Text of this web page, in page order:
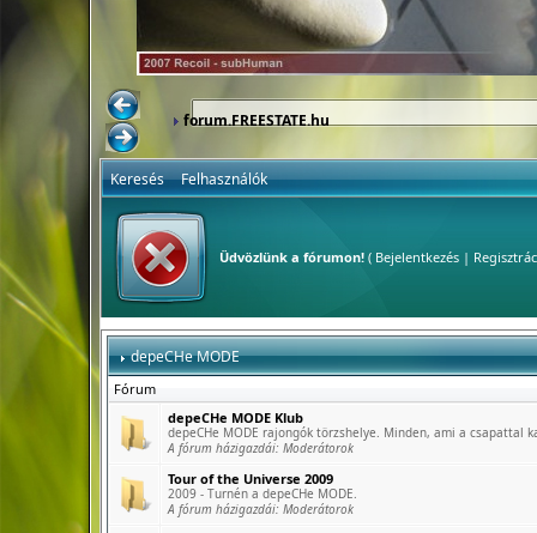
forum.FREESTATE.hu
Keresés Felhasználók
Üdvözlünk a fórumon!( Bejelentkezés|
depeCHe MODE
Fórum
depeCHe MODE Klub
depeCHe MODE rajongók törzshelye. Minden, ami a csapattal
A fórum házigazdái: Moderátorok
Tour of the Universe 2009
2009 - Turnén a depeCHe MODE.
A fórum házigazdái: Moderátorok